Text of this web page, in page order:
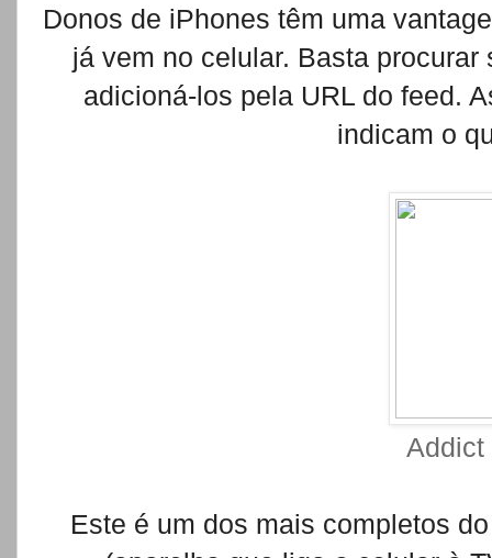
Donos de iPhones têm uma
já vem no celular. Basta
adicioná-los pela URL do feed.
indicam o
Addict
Este é um dos mais completos